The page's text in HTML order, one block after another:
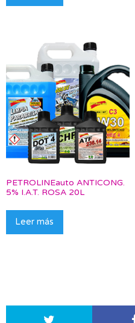
PETROLINEauto ANTICONG.
5% I.A.T. ROSA 20L
Leer más